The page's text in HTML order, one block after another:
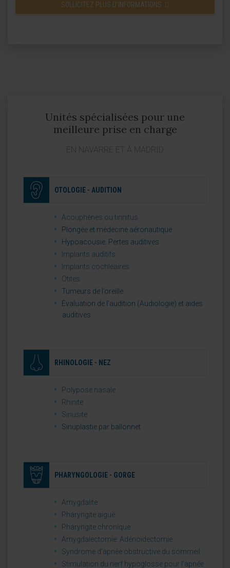
SOLLICITEZ PLUS D’INFORMATIONS
Unités spécialisées pour une
meilleure prise en charge
EN NAVARRE ET À MADRID
OTOLOGIE - AUDITION
Acouphènes ou tinnitus
Plongée et médecine aéronautique
Hypoacousie. Pertes auditives
Implants auditifs
Implants cochléaires
Otites
Tumeurs de l’oreille
Évaluation de l’audition (Audiologie) et aides
auditives
RHINOLOGIE - NEZ
Polypose nasale
Rhinite
Sinusite
Sinuplastie par ballonnet
PHARYNGOLOGIE - GORGE
Amygdalite
Pharyngite aiguë
Pharyngite chronique
Amygdalectomie. Adénoïdectomie
Syndrome d’apnée obstructive du sommeil
Stimulation du nerf hypoglosse pour l’apnée